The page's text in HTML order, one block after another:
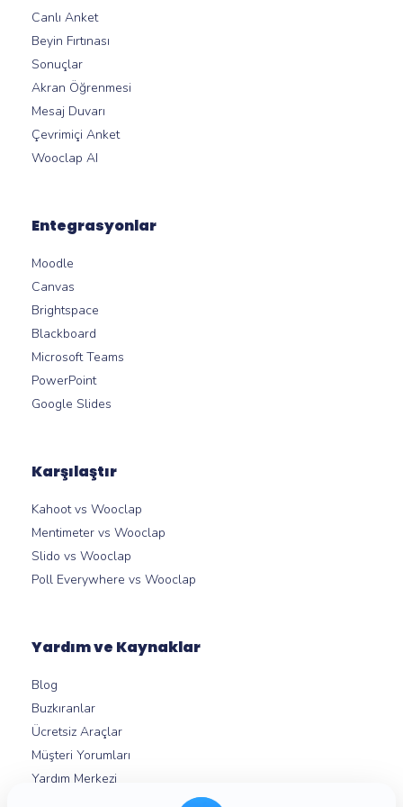
Canlı Anket
Beyin Fırtınası
Sonuçlar
Akran Öğrenmesi
Mesaj Duvarı
Çevrimiçi Anket
Wooclap AI
Entegrasyonlar
Moodle
Canvas
Brightspace
Blackboard
Microsoft Teams
PowerPoint
Google Slides
Karşılaştır
Kahoot vs Wooclap
Mentimeter vs Wooclap
Slido vs Wooclap
Poll Everywhere vs Wooclap
Yardım ve Kaynaklar
Blog
Buzkıranlar
Ücretsiz Araçlar
Müşteri Yorumları
Yardım Merkezi